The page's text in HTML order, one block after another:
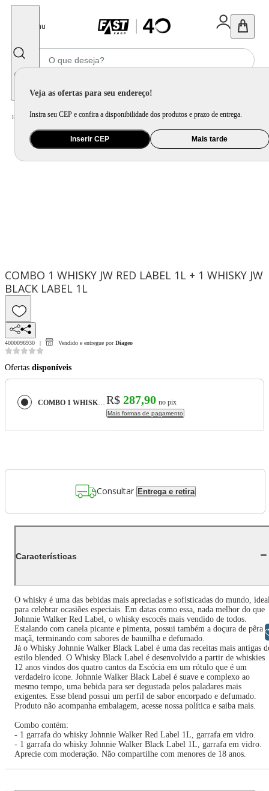
Menu
Veja as ofertas para seu endereço!
Insira seu CEP e confira a disponibilidade dos produtos e prazo de entrega.
Inserir CEP Mais tarde
Home Mercado / Bebida Bebida Alcoolica
COMBO 1 WHISKY JW RED LABEL 1L + 1 WHISKY JW
BLACK LABEL 1L
4000096930 Vendido e entregue por Diageo
Ofertas disponíveis
COMBO 1 WHISKY JW RED LABEL 1L + 1 WHISKY JW BLACK LABEL 1L R$ 287,90 no pix
Mais formas de pagamento
Consultar Entrega e retira
Características
O whisky é uma das bebidas mais apreciadas e sofisticadas do mundo,
para celebrar ocasiões especiais. Em datas como essa, nada melhor do que
Johnnie Walker Red Label, o whisky escocês mais vendido de todos.
Estalando com canela picante e pimenta, possui também a doçura de pêra e
maçã, terminando com sabores de baunilha e defumado.
Já o Whisky Johnnie Walker Black Label é uma das receitas mais antigas
estilo blended. O Whisky Black Label é desenvolvido a partir de whiskies
12 anos vindos dos quatro cantos da Escócia em um rótulo que é um
verdadeiro ícone. Johnnie Walker Black Label é suave e complexo ao
mesmo tempo, uma bebida para ser degustada pelos paladares mais
exigentes. Esse blend possui um perfil de sabor encorpado e defumado.
Produto não acompanha embalagem, acesse nossa política e saiba mais.
Combo contém:
- 1 garrafa do whisky Johnnie Walker Red Label 1L, garrafa em vidro.
- 1 garrafa do whisky Johnnie Walker Black Label 1L, garrafa em vidro.
Aprecie com moderação. Não compartilhe com menores de 18 anos.
Libras